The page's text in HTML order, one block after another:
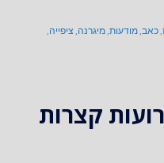
, כאב, מודעות, מיגרנה ציפייה
קצרות